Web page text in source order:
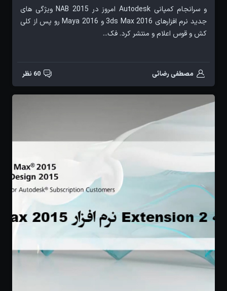
و سرانجام کمپانی Autodesk امروز در NAB 2015 ویژگی های
جدید نرم افزارهای 3ds Max 2016 و Maya 2016 رو پس از کلی
کش و قوس اعلام و منتشر کرد. فک...
مصطفی رضائی 60 نظر